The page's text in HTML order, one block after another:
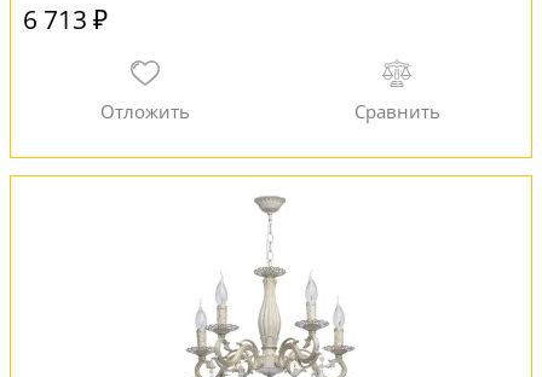
6 713 ₽